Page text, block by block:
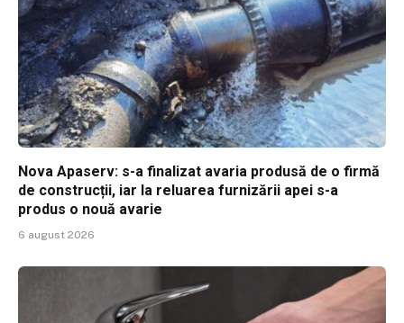
Nova Apaserv: s-a finalizat avaria produsă de o firmă
de construcții, iar la reluarea furnizării apei s-a
produs o nouă avarie
6 august 2026